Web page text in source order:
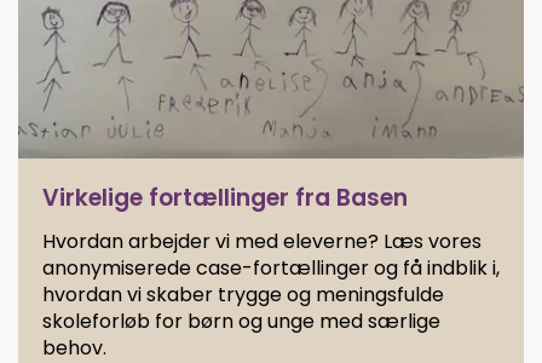
Virkelige fortællinger fra Basen
Hvordan arbejder vi med eleverne? Læs vores
anonymiserede case-fortællinger og få indblik i,
hvordan vi skaber trygge og meningsfulde
skoleforløb for børn og unge med særlige
behov.